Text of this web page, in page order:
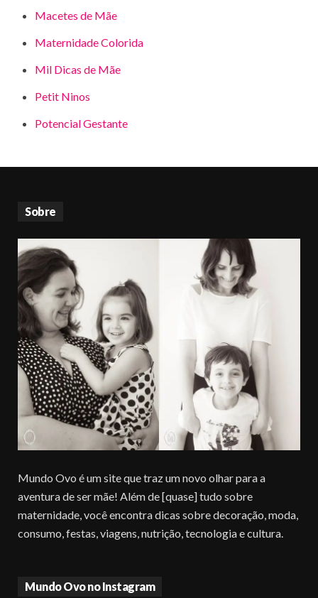
Macetes de Mãe
Maternidade Colorida
Mil Dicas de Mãe
Petit Ninos
Potencial Gestante
Sobre
Mundo Ovo é um site que traz um novo olhar para a
aventura de ser mãe! Além de [quase] tudo sobre
maternidade, você encontra dicas sobre decoração, moda,
consumo, festas, viagens, nutrição, tecnologia e cultura.
Mundo Ovo no Instagram